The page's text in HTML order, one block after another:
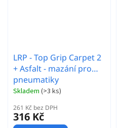
LRP - Top Grip Carpet 2
+ Asfalt - mazání pro
pneumatiky
Skladem (>3 ks)
261 Kč bez DPH
316 Kč